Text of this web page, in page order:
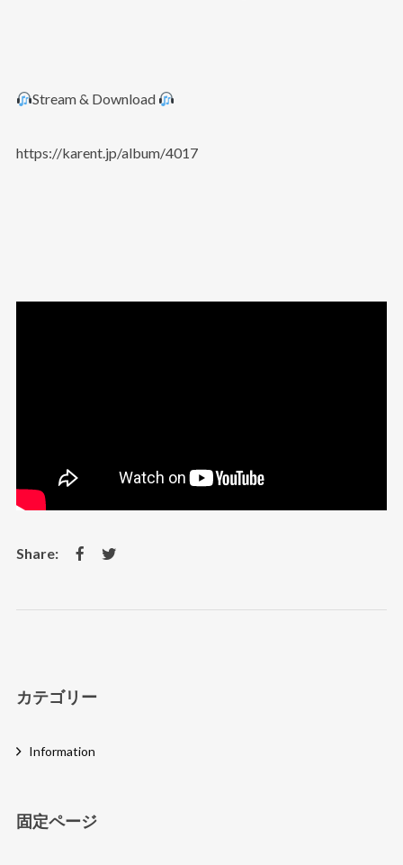
Stream & Download
https://karent.jp/album/4017
カテゴリー
Information
固定ページ